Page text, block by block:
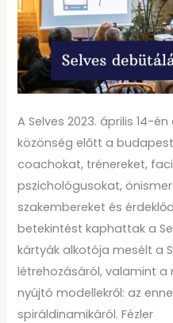
A Selves 2023. április 14-
közönség előtt a
coachokat, trénereket,
pszichológusokat,
szakembereket és
betekintést kaphattak a
kártyák alkotója mesélt a
létrehozásáról, valamint
nyújtó modellekről: az
spiráldinamikáról. Fézler
Magnet
Házban